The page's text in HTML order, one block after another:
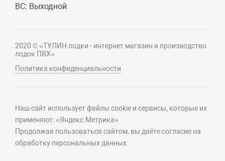
ВС: Выходной
2020 © «ТУЛИН лодки - интернет магазин и производство
лодок ПВХ»
Политика конфиденциальности
Наш сайт использует файлы cookie и сервисы, которые их
применяют: «Яндекс.Метрика»
Продолжая пользоваться сайтом, вы даёте согласие на
обработку персональных данных.